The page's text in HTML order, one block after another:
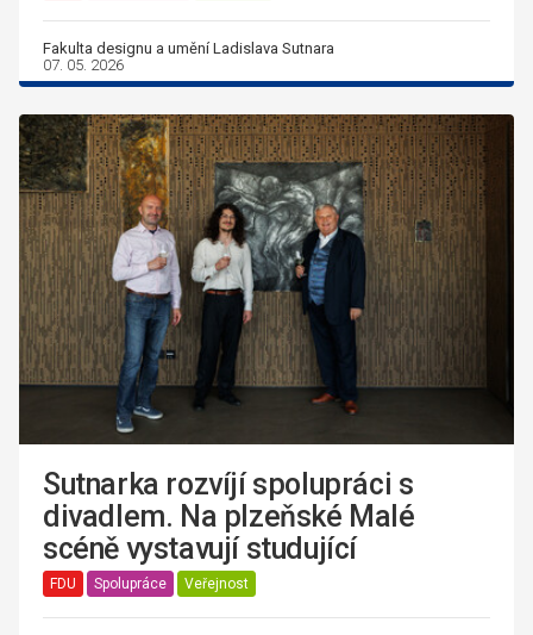
Fakulta designu a umění Ladislava Sutnara
07. 05. 2026
Sutnarka rozvíjí spolupráci s
divadlem. Na plzeňské Malé
scéně vystavují studující
FDU Spolupráce Veřejnost